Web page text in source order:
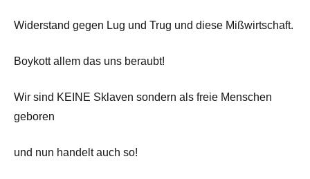
Widerstand gegen Lug und Trug und diese Mißwirtschaft.
Boykott allem das uns beraubt!
Wir sind KEINE Sklaven sondern als freie Menschen
geboren
und nun handelt auch so!